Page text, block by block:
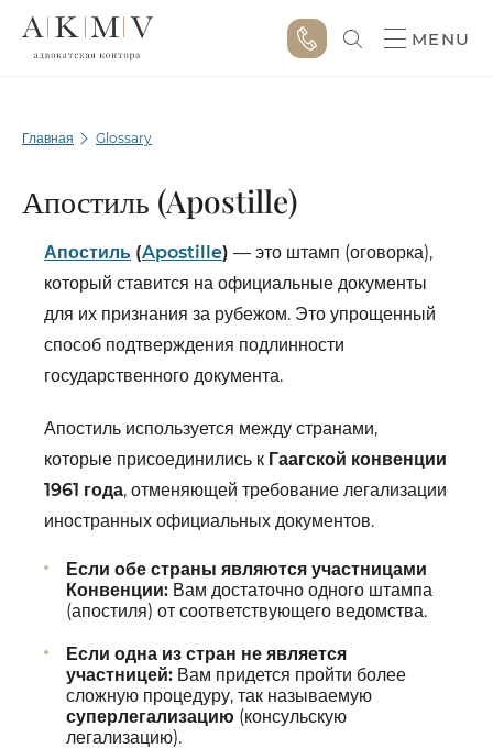
MENU
Главная Glossary
Апостиль (Apostille)
Апостиль (Apostille) — это штамп (оговорка),
который ставится на официальные документы
для их признания за рубежом. Это упрощенный
способ подтверждения подлинности
государственного документа.
Апостиль используется между странами,
которые присоединились к Гаагской конвенции
1961 года, отменяющей требование легализации
иностранных официальных документов.
Если обе страны являются участницами
Конвенции: Вам достаточно одного штампа
(апостиля) от соответствующего ведомства.
Если одна из стран не является
участницей: Вам придется пройти более
сложную процедуру, так называемую
суперлегализацию (консульскую
легализацию).